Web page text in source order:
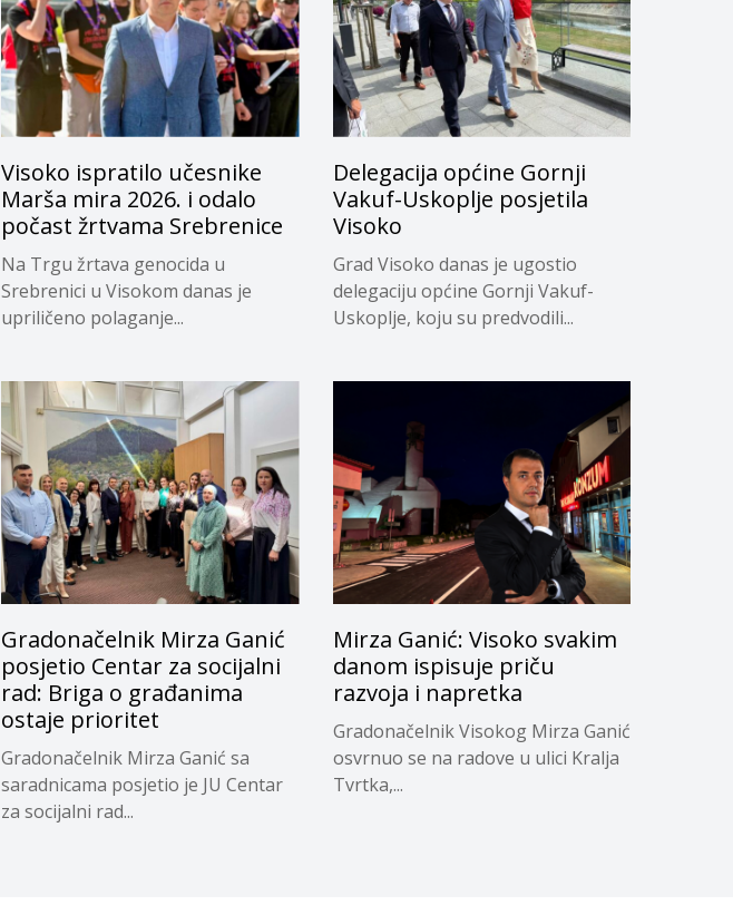
Visoko ispratilo učesnike
Marša mira 2026. i odalo
počast žrtvama Srebrenice
Na Trgu žrtava genocida u
Srebrenici u Visokom danas je
upriličeno polaganje...
Delegacija općine Gornji
Vakuf-Uskoplje posjetila
Visoko
Grad Visoko danas je ugostio
delegaciju općine Gornji Vakuf-
Uskoplje, koju su predvodili...
Gradonačelnik Mirza Ganić
posjetio Centar za socijalni
rad: Briga o građanima
ostaje prioritet
Gradonačelnik Mirza Ganić sa
saradnicama posjetio je JU Centar
za socijalni rad...
Mirza Ganić: Visoko svakim
danom ispisuje priču
razvoja i napretka
Gradonačelnik Visokog Mirza Ganić
osvrnuo se na radove u ulici Kralja
Tvrtka,...